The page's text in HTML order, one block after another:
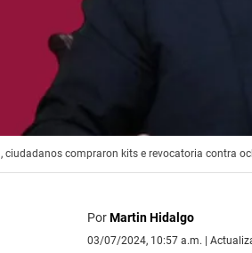
ciudadanos compraron kits e revocatoria contra
PorMartin Hidalgo
03/07/2024, 10:57 a.m. |